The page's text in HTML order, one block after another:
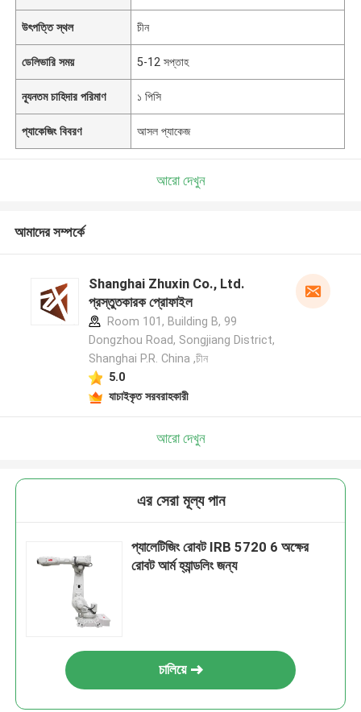
উৎপত্তি স্থল চীন
ডেলিভারি সময় 5-12 সপ্তাহ
ন্যূনতম চাহিদার পরিমাণ ১ পিসি
প্যাকেজিং বিবরণ আসল প্যাকেজ
আরো দেখুন
আমাদের সম্পর্কে
Shanghai Zhuxin Co., Ltd.
প্রস্তুতকারক প্রোফাইল
Room 101, Building B, 99
Dongzhou Road, Songjiang District,
Shanghai P.R. China ,চীন
5.0
যাচাইকৃত সরবরাহকারী
আরো দেখুন
এর সেরা মূল্য পান
প্যালেটিজিং রোবট IRB 5720 6 অক্ষের
রোবট আর্ম হ্যান্ডলিং জন্য
চালিয়ে